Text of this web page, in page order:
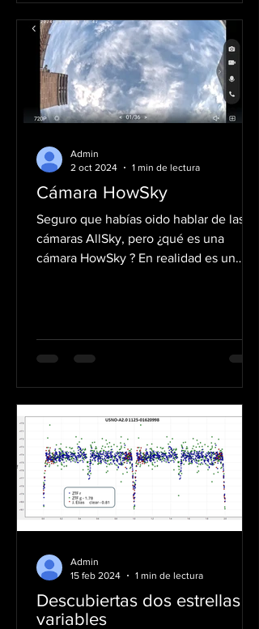
Cámara HowSky
Seguro que habías oido hablar de las
cámaras AllSky, pero ¿qué es una
cámara HowSky ? En realidad es un
Admin
2 oct 2024
1 min de lectura
Descubiertas dos estrellas
variables
Admin
15 feb 2024
1 min de lectura